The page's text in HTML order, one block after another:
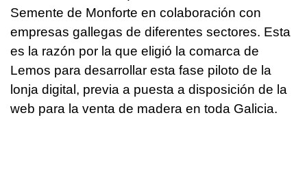
Semente de Monforte en colaboración con
empresas gallegas de diferentes sectores. Esta
es la razón por la que eligió la comarca de
Lemos para desarrollar esta fase piloto de la
lonja digital, previa a puesta a disposición de la
web para la venta de madera en toda Galicia.